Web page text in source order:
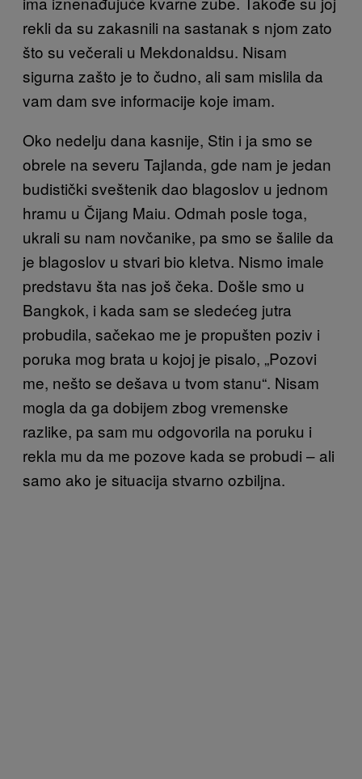
rekli da su zakasnili na sastanak s njom zato
što su večerali u Mekdonaldsu. Nisam
sigurna zašto je to čudno, ali sam mislila da
vam dam sve informacije koje imam.
Oko nedelju dana kasnije, Stin i ja smo se
obrele na severu Tajlanda, gde nam je jedan
budistički sveštenik dao blagoslov u jednom
hramu u Čijang Maiu. Odmah posle toga,
ukrali su nam novčanike, pa smo se šalile da
je blagoslov u stvari bio kletva. Nismo imale
predstavu šta nas još čeka. Došle smo u
Bangkok, i kada sam se sledećeg jutra
probudila, sačekao me je propušten poziv i
poruka mog brata u kojoj je pisalo, „Pozovi
me, nešto se dešava u tvom stanu“. Nisam
mogla da ga dobijem zbog vremenske
razlike, pa sam mu odgovorila na poruku i
rekla mu da me pozove kada se probudi – ali
samo ako je situacija stvarno ozbiljna.